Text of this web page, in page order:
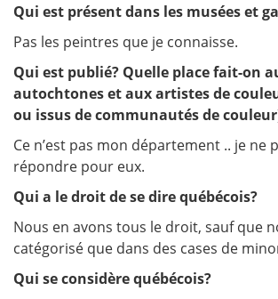
Qui est présent dans les musées et
Pas les peintres que je connaisse.
Qui est publié? Quelle place fait-on
autochtones et aux artistes de
ou issus de communautés de
Ce n’est pas mon département .. je ne
répondre pour eux.
Qui a le droit de se dire québécois?
Nous en avons tous le droit, sauf que
catégorisé que dans des cases de
Qui se considère québécois?